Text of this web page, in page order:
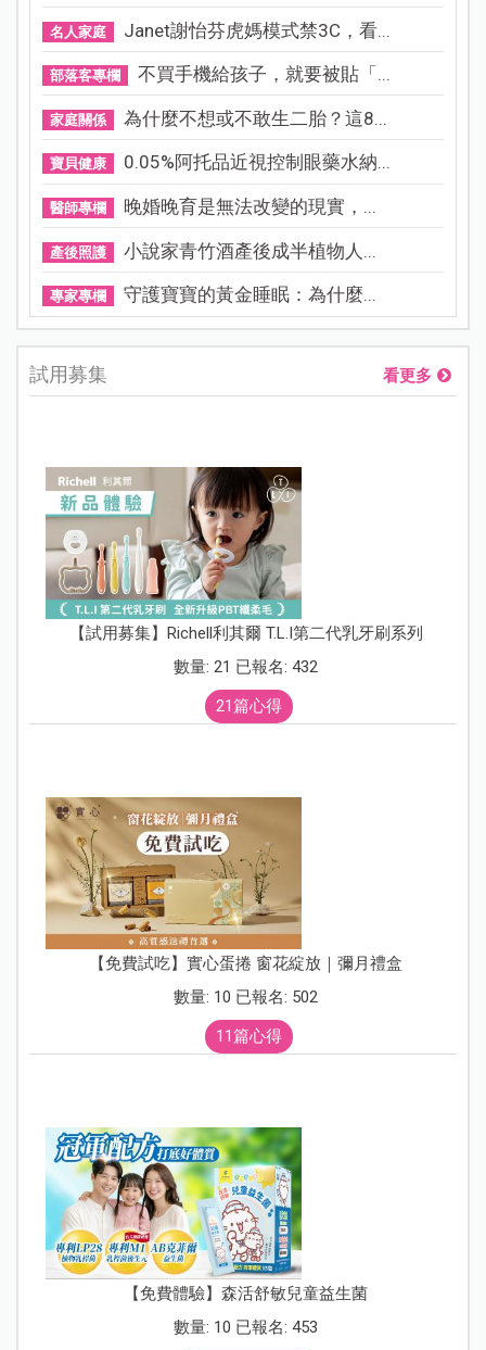
名人家庭 Janet謝怡芬虎媽模式禁3C，看...
部落客專欄 不買手機給孩子，就要被貼「...
家庭關係 為什麼不想或不敢生二胎？這8...
寶貝健康 0.05%阿托品近視控制眼藥水納...
醫師專欄 晚婚晚育是無法改變的現實，...
產後照護 小說家青竹酒產後成半植物人...
專家專欄 守護寶寶的黃金睡眠：為什麼...
試用募集 看更多
【試用募集】Richell利其爾 T.L.I第二代乳牙刷系列
數量: 21 已報名: 432
21篇心得
【免費試吃】實心蛋捲 窗花綻放｜彌月禮盒
數量: 10 已報名: 502
11篇心得
【免費體驗】森活舒敏兒童益生菌
數量: 10 已報名: 453